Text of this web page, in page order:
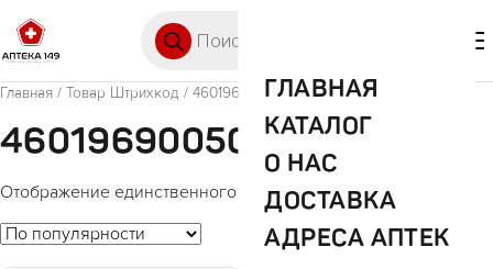
ГЛАВНАЯ
КАТАЛОГ
О НАС
ДОСТАВКА
АДРЕСА АПТЕК
Главная / Товар Штрихкод / 4601969005042
4601969005042
Отображение единственного товара